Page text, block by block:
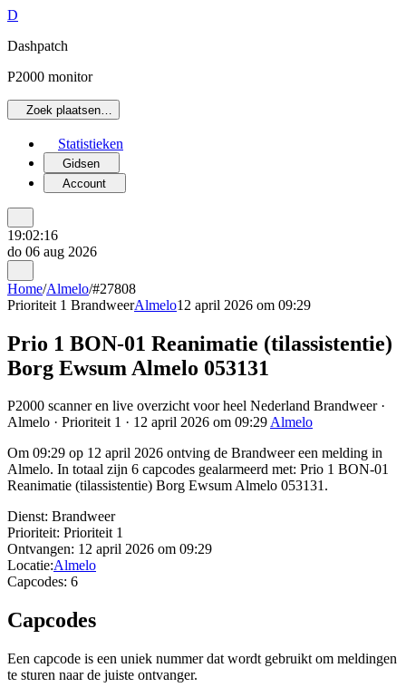
D
Dashpatch
P2000 monitor
Zoek plaatsen…
Statistieken
Gidsen
Account
19:02:16
do 06 aug 2026
Home/Almelo/#27808
Prioriteit 1 BrandweerAlmelo12 april 2026 om 09:29
Prio 1 BON-01 Reanimatie (tilassistentie)
Borg Ewsum Almelo 053131
P2000 scanner en live overzicht voor heel Nederland Brandweer ·
Almelo · Prioriteit 1 · 12 april 2026 om 09:29Almelo
Om 09:29 op 12 april 2026 ontving de Brandweer een melding in
Almelo. In totaal zijn 6 capcodes gealarmeerd met: Prio 1 BON-01
Reanimatie (tilassistentie) Borg Ewsum Almelo 053131.
Dienst: Brandweer
Prioriteit: Prioriteit 1
Ontvangen: 12 april 2026 om 09:29
Locatie:Almelo
Capcodes: 6
Capcodes
Een capcode is een uniek nummer dat wordt gebruikt om meldingen
te sturen naar de juiste ontvanger.